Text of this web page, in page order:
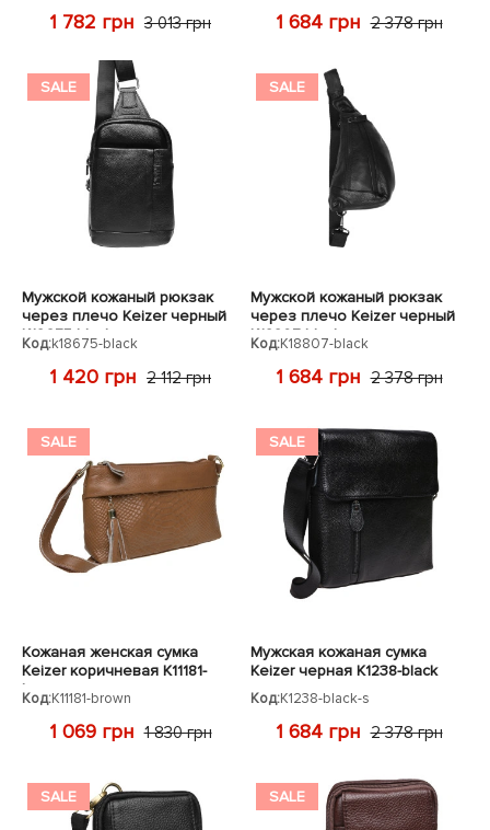
1 782 грн 3 013 грн 1 684 грн 2 378 грн
SALE
Мужской кожаный рюкзак
через плечо Keizer черный
K18675-black
Код:k18675-black
1 420 грн 2 112 грн
SALE
Мужской кожаный рюкзак
через плечо Keizer черный
K18807-black
Код:K18807-black
1 684 грн 2 378 грн
SALE
Кожаная женская сумка
Keizer коричневая K11181-
brown
Код:K11181-brown
1 069 грн 1 830 грн
SALE
Мужская кожаная сумка
Keizer черная K1238-black
Код:K1238-black-s
1 684 грн 2 378 грн
SALE SALE